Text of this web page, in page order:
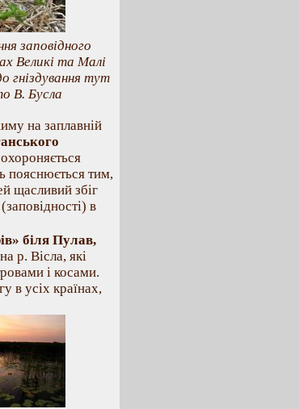
заповідного
Великі та Малі
гніздування тут
В. Бусла
на заплавній
пояснюється тим,
щасливий збіг
в
біля Пулав,
р. Вісла, які
і косами.
в усіх країнах,